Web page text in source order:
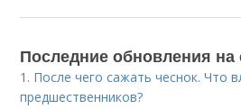
Последние обновления на
1. После чего сажать чеснок. Что
предшественников?